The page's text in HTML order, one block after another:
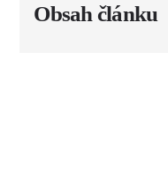
Obsah článku